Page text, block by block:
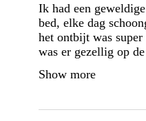
Ik had een
bed, elke dag
het ontbijt was
was er gezellig op
Show more